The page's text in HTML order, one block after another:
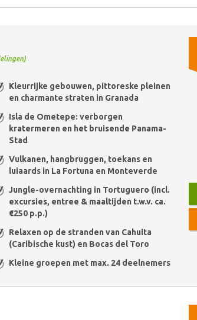
Kleurrijke gebouwen, pittoreske pleinen
en charmante straten in Granada
Isla de Ometepe: verborgen
kratermeren en het bruisende Panama-
Stad
Vulkanen, hangbruggen, toekans en
luiaards in La Fortuna en Monteverde
Jungle-overnachting in Tortuguero (incl.
excursies, entree & maaltijden t.w.v. ca.
€250 p.p.)
Relaxen op de stranden van Cahuita
(Caribische kust) en Bocas del Toro
Kleine groepen met max. 24 deelnemers